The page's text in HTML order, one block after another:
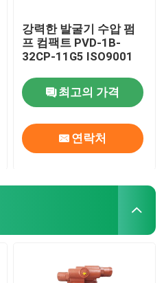
강력한 발굴기 수압 펌
프 컴팩트 PVD-1B-
32CP-11G5 ISO9001
최고의 가격
연락처